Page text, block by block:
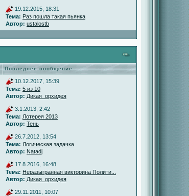
19.12.2015, 18:31
Тема: Раз пошла такая пьянка
Автор: ustalostb
Последнее сообщение
10.12.2017, 15:39
Тема: 5 из 10
Автор: Дикая_орхидея
3.1.2013, 2:42
Тема: Лотерея 2013
Автор: Тень
26.7.2012, 13:54
Тема: Логическая задачка
Автор: Natadj
17.8.2016, 16:48
Тема: Неразыгранная викторина Полити...
Автор: Дикая_орхидея
29.11.2011, 10:07